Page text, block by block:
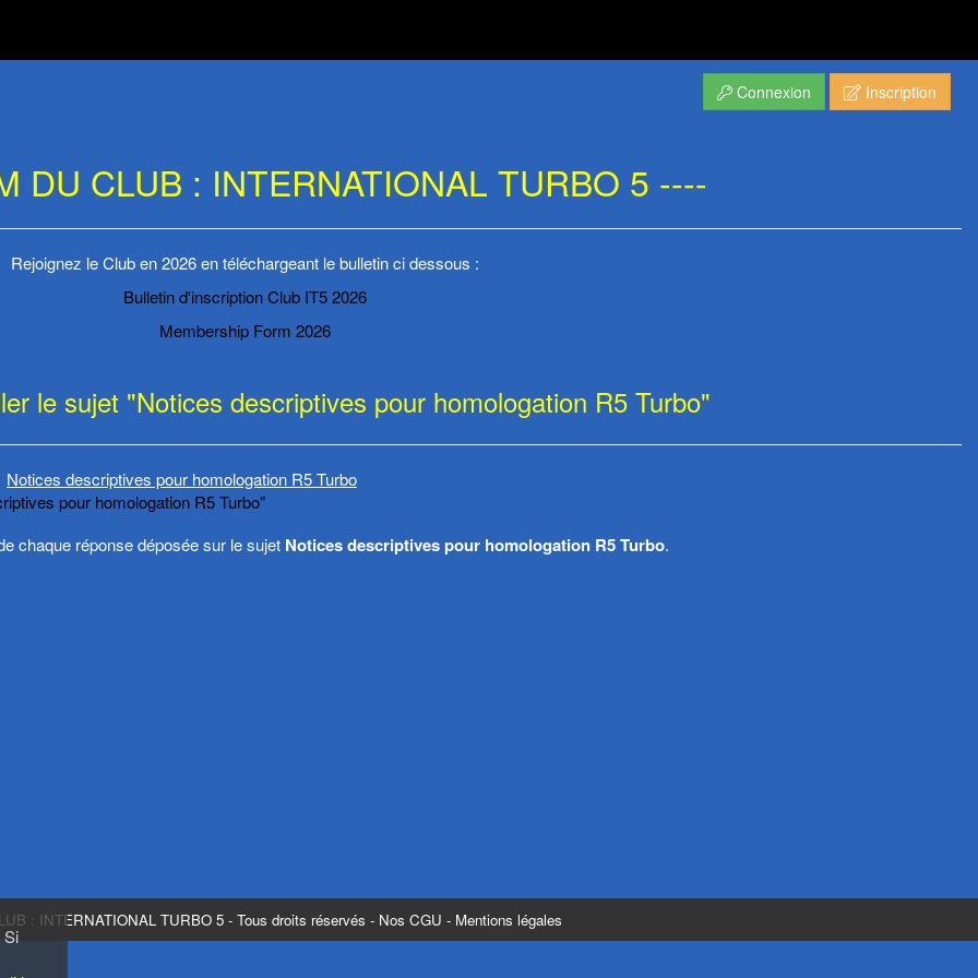
Connexion Inscription
Si
DU CLUB : INTERNATIONAL TURBO 5 ----
Rejoignez le Club en 2026 en téléchargeant le bulletin ci dessous :
Bulletin d'inscription Club IT5 2026
Membership Form 2026
le sujet "Notices descriptives pour homologation R5 Turbo"
Notices descriptives pour homologation R5 Turbo
pour homologation R5 Turbo"
chaque réponse déposée sur le sujet Notices descriptives pour homologation R5 Turbo.
: INTERNATIONAL TURBO 5- Tous droits réservés - Nos CGU - Mentions légales